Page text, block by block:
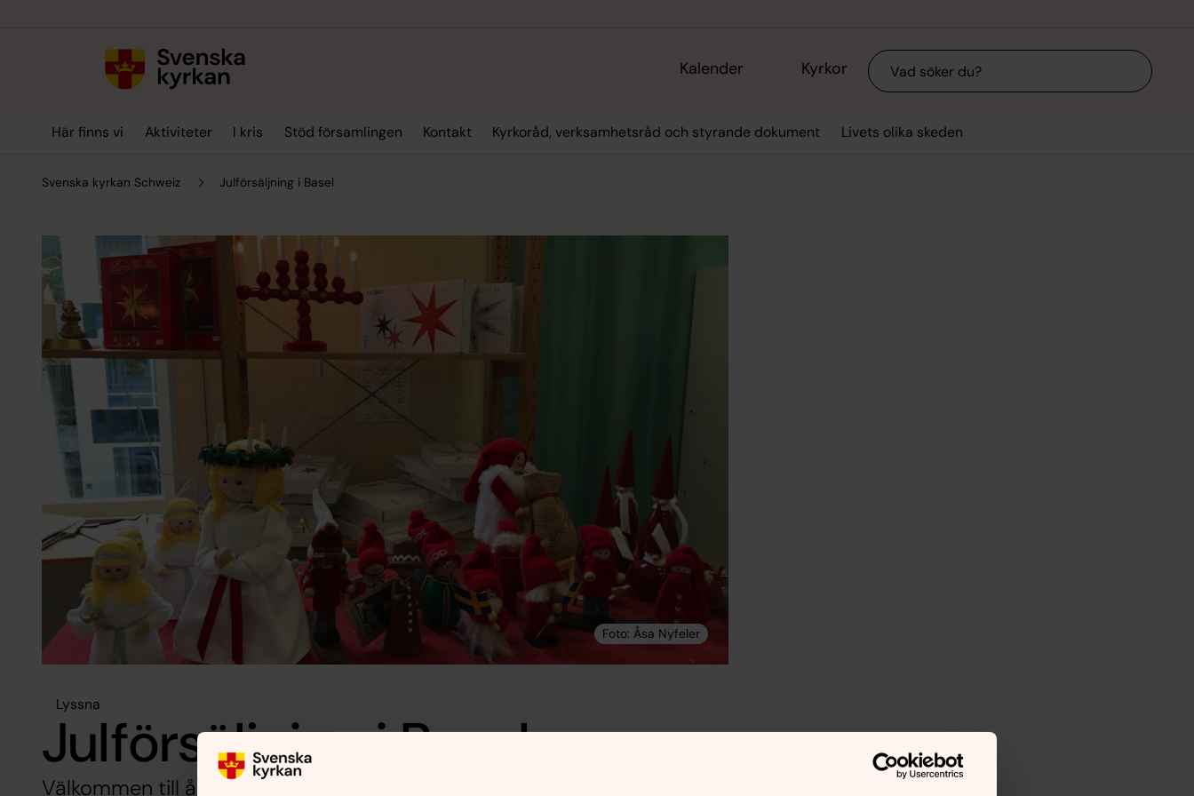
Kalender Kyrkor Sök
Här finns vi Aktiviteter I kris Stöd församlingen Kontakt Kyrkoråd, verksamhetsråd och styrande dokument Livets olika skeden
Svenska kyrkan Schweiz Julförsäljning i Basel
Lyssna
Julförsäljning i Basel
Välkommen till årets lite annorlunda julförsäljning i Basel. Vi har